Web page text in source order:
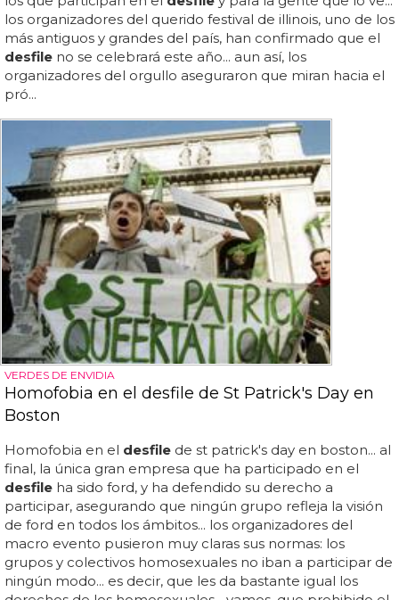
los organizadores del querido festival de illinois, uno de los
más antiguos y grandes del país, han confirmado que el
desfile no se celebrará este año... aun así, los
organizadores del orgullo aseguraron que miran hacia el
pró...
VERDES DE ENVIDIA
Homofobia en el desfile de St Patrick's Day en
Boston
Homofobia en el desfile de st patrick's day en boston... al
final, la única gran empresa que ha participado en el
desfile ha sido ford, y ha defendido su derecho a
participar, asegurando que ningún grupo refleja la visión
de ford en todos los ámbitos... los organizadores del
macro evento pusieron muy claras sus normas: los
grupos y colectivos homosexuales no iban a participar de
ningún modo... es decir, que les da bastante igual los